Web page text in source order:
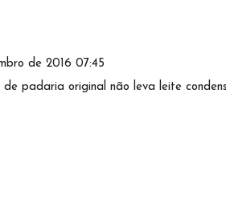
de 2016 07:45
padaria original não leva leite